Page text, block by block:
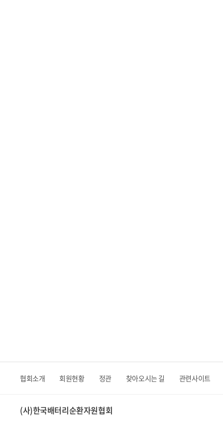
협회소개 회원현황 정관 찾아오시는 길 관련사이트
(사)한국배터리순환자원협회